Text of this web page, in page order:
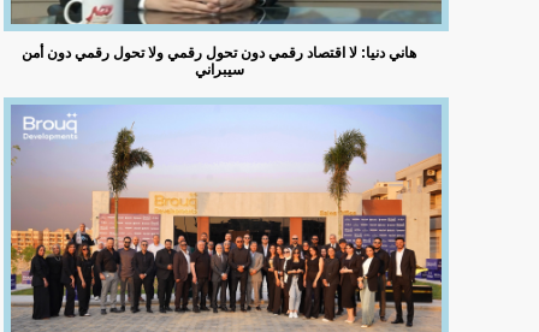
هاني دنيا: لا اقتصاد رقمي دون تحول رقمي ولا تحول رقمي دون أمن
سيبراني